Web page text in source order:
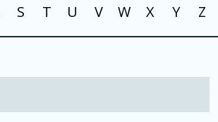
S T U V W X Y Z